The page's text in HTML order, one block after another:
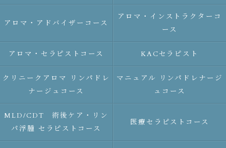
アロマ・アドバイザーコース
アロマ・インストラクターコ
ース
アロマ・セラピストコース KACセラピスト
クリニークアロマ リンパドレ
ナージュコース
マニュアル リンパドレナージ
ュコース
MLD/CDT 術後ケア・リン
パ浮腫 セラピストコース
医療セラピストコース